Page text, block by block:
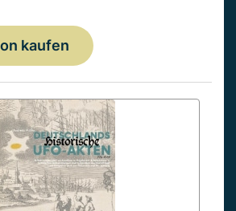
kaufen